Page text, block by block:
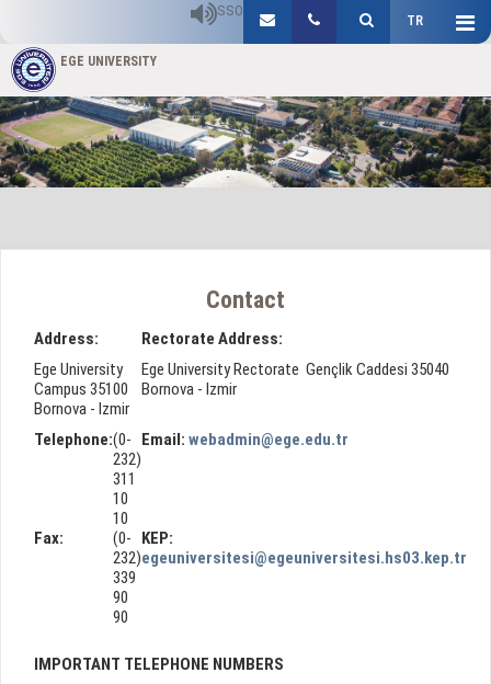
TR
SSO
EGE UNIVERSITY
Contact
Address:
Ege University
Campus 35100
Bornova - Izmir
Rectorate Address:
Ege University Rectorate Gençlik Caddesi 35040
Bornova - Izmir
Telephone:(0-
232)
311
10
10
Email: webadmin@ege.edu.tr
Fax:
(0-
232)
339
90
90
KEP:
egeuniversitesi@egeuniversitesi.hs03.kep.tr
IMPORTANT TELEPHONE NUMBERS